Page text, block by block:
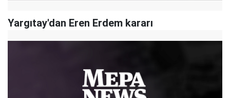
Yargıtay'dan Eren Erdem kararı